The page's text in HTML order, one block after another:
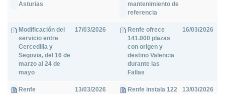
Asturias
mantenimiento de
referencia
Modificación del
servicio entre
Cercedilla y
Segovia, del 16 de
marzo al 24 de
mayo
17/03/2026
Renfe ofrece
141.000 plazas
con origen y
destino Valencia
durante las
Fallas
16/03/2026
Renfe
13/03/2026
Renfe instala 122
13/03/2026